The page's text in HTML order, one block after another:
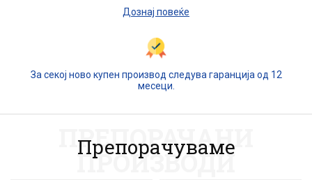
Дознај повеќе
За секој ново купен производ следува гаранција од 12
месеци.
Препорачуваме
ПРЕПОРАЧАНИ
ПРОИЗВОДИ